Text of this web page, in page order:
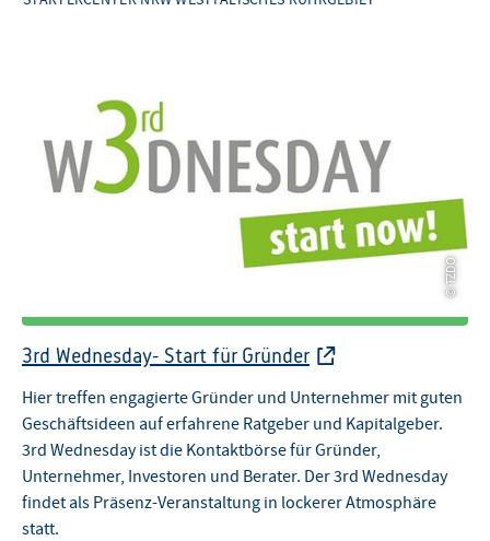
© TZDO
3rd Wednesday- Start für Gründer
Hier treffen engagierte Gründer und Unternehmer mit guten
Geschäftsideen auf erfahrene Ratgeber und Kapitalgeber.
3rd Wednesday ist die Kontaktbörse für Gründer,
Unternehmer, Investoren und Berater. Der 3rd Wednesday
findet als Präsenz-Veranstaltung in lockerer Atmosphäre
statt.